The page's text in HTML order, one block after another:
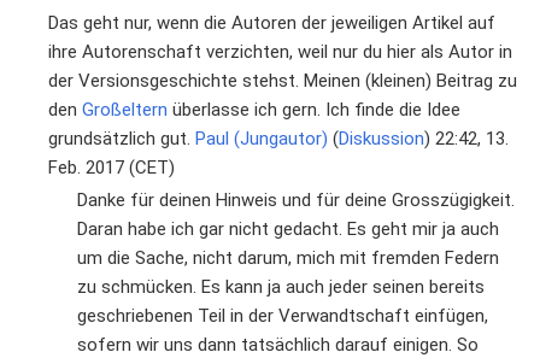
Das geht nur, wenn die Autoren der jeweiligen Artikel auf
ihre Autorenschaft verzichten, weil nur du hier als Autor in
der Versionsgeschichte stehst. Meinen (kleinen) Beitrag zu
den Großeltern überlasse ich gern. Ich finde die Idee
grundsätzlich gut. Paul (Jungautor) (Diskussion) 22:42, 13.
Feb. 2017 (CET)
Danke für deinen Hinweis und für deine Grosszügigkeit.
Daran habe ich gar nicht gedacht. Es geht mir ja auch
um die Sache, nicht darum, mich mit fremden Federn
zu schmücken. Es kann ja auch jeder seinen bereits
geschriebenen Teil in der Verwandtschaft einfügen,
sofern wir uns dann tatsächlich darauf einigen. So